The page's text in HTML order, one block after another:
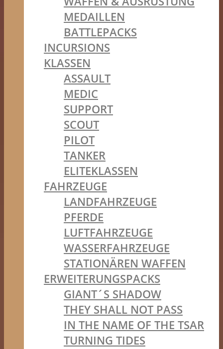
MEDAILLEN
BATTLEPACKS
INCURSIONS
KLASSEN
ASSAULT
MEDIC
SUPPORT
SCOUT
PILOT
TANKER
ELITEKLASSEN
FAHRZEUGE
LANDFAHRZEUGE
PFERDE
LUFTFAHRZEUGE
WASSERFAHRZEUGE
STATIONÄREN WAFFEN
ERWEITERUNGSPACKS
GIANT´S SHADOW
THEY SHALL NOT PASS
IN THE NAME OF THE TSAR
TURNING TIDES